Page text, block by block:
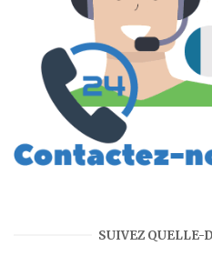
SUIVEZ QUELLE-